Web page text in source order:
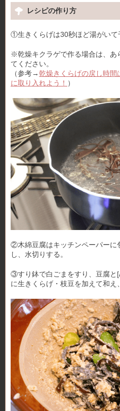
レシピの作り方
①生きくらげは30秒ほど湯がいて
※乾燥キクラゲで作る場合は、あ
てください。
（参考→乾燥きくらげの戻し時
に取り入れよう！ ）
②木綿豆腐はキッチンペーパーに
し、水切りする。
③すり鉢で白ごまをすり、豆腐と
に生きくらげ・枝豆を加えて和え